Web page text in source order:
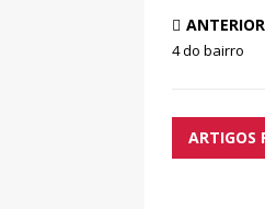
ANTERIOR
4 do bairro
ARTIGOS